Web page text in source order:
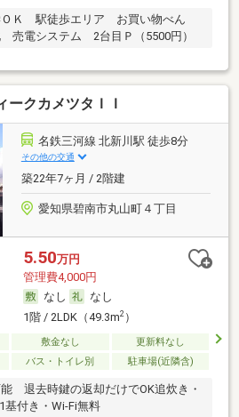
ＯＫ 駅徒歩エリア お買い物べん
電システム 2台目Ｐ（5500円）
ークカメツタＩＩ
名鉄三河線 北新川駅 徒歩8分
その他の交通
築22年7ヶ月 / 2階建
愛知県碧南市丸山町４丁目
5.50万円
管理費4,000円
なし
なし
1階 / 2LDK（49.3m2）
敷金なし
更新料なし
バス・トイレ別 駐車場(近隣含)
退去時鍵の返却だけでOK追炊き・
基付き・Wi-Fi無料